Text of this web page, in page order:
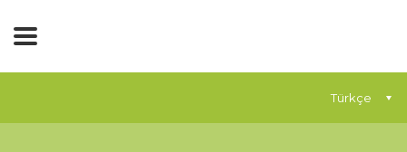
Türkçe